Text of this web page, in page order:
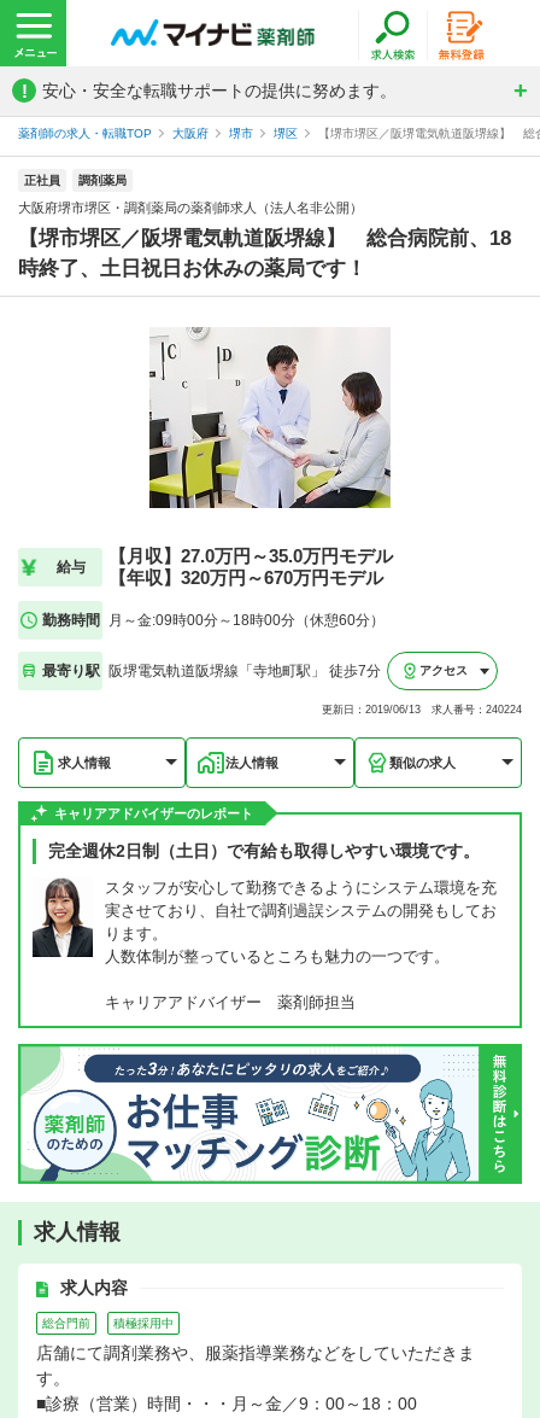
! 安心・安全な転職サポートの提供に努めます。
薬剤師の求人・転職TOP 大阪府 堺市 堺区 【堺市堺区／阪堺電気軌道阪堺線】
正社員 調剤薬局
大阪府堺市堺区・調剤薬局の薬剤師求人（法人名非公開）
【堺市堺区／阪堺電気軌道阪堺線】 総合病院前、18
時終了、土日祝日お休みの薬局です！
給与
【月収】27.0万円～35.0万円モデル
【年収】320万円～670万円モデル
勤務時間 月～金:09時00分～18時00分（休憩60分）
最寄り駅 阪堺電気軌道阪堺線「寺地町駅」 徒歩7分 アクセス
更新日：2019/06/13 求人番号：240224
求人情報 法人情報 類似の求人
キャリアアドバイザーのレポート
完全週休2日制（土日）で有給も取得しやすい環境です。
スタッフが安心して勤務できるようにシステム環境を充
実させており、自社で調剤過誤システムの開発もしてお
ります。
人数体制が整っているところも魅力の一つです。
キャリアアドバイザー 薬剤師担当
求人情報
求人内容
総合門前 積極採用中
店舗にて調剤業務や、服薬指導業務などをしていただきま
す。
■診療（営業）時間・・・月～金／9：00～18：00